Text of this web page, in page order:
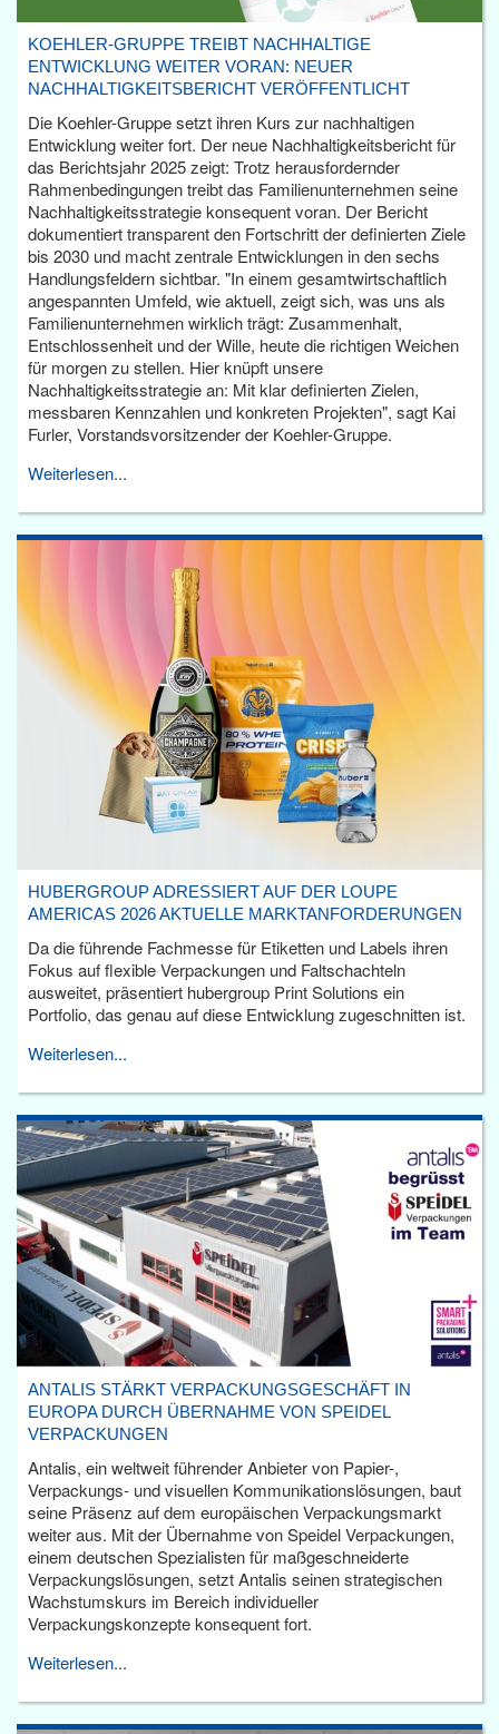
KOEHLER-GRUPPE TREIBT NACHHALTIGE
ENTWICKLUNG WEITER VORAN: NEUER
NACHHALTIGKEITSBERICHT VERÖFFENTLICHT
Die Koehler-Gruppe setzt ihren Kurs zur nachhaltigen
Entwicklung weiter fort. Der neue Nachhaltigkeitsbericht für
das Berichtsjahr 2025 zeigt: Trotz herausfordernder
Rahmenbedingungen treibt das Familienunternehmen seine
Nachhaltigkeitsstrategie konsequent voran. Der Bericht
dokumentiert transparent den Fortschritt der definierten Ziele
bis 2030 und macht zentrale Entwicklungen in den sechs
Handlungsfeldern sichtbar. "In einem gesamtwirtschaftlich
angespannten Umfeld, wie aktuell, zeigt sich, was uns als
Familienunternehmen wirklich trägt: Zusammenhalt,
Entschlossenheit und der Wille, heute die richtigen Weichen
für morgen zu stellen. Hier knüpft unsere
Nachhaltigkeitsstrategie an: Mit klar definierten Zielen,
messbaren Kennzahlen und konkreten Projekten", sagt Kai
Furler, Vorstandsvorsitzender der Koehler-Gruppe.
Weiterlesen...
HUBERGROUP ADRESSIERT AUF DER LOUPE
AMERICAS 2026 AKTUELLE MARKTANFORDERUNGEN
Da die führende Fachmesse für Etiketten und Labels ihren
Fokus auf flexible Verpackungen und Faltschachteln
ausweitet, präsentiert hubergroup Print Solutions ein
Portfolio, das genau auf diese Entwicklung zugeschnitten ist.
Weiterlesen...
ANTALIS STÄRKT VERPACKUNGSGESCHÄFT IN
EUROPA DURCH ÜBERNAHME VON SPEIDEL
VERPACKUNGEN
Antalis, ein weltweit führender Anbieter von Papier-,
Verpackungs- und visuellen Kommunikationslösungen, baut
seine Präsenz auf dem europäischen Verpackungsmarkt
weiter aus. Mit der Übernahme von Speidel Verpackungen,
einem deutschen Spezialisten für maßgeschneiderte
Verpackungslösungen, setzt Antalis seinen strategischen
Wachstumskurs im Bereich individueller
Verpackungskonzepte konsequent fort.
Weiterlesen...